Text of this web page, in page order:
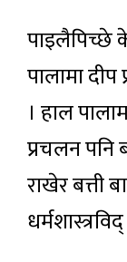
पाइलैपिच्छे
पालामा
। हाल
प्रचलन पनि
राखेर बत्ती